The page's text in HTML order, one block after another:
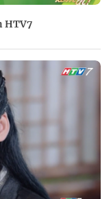
HTV7